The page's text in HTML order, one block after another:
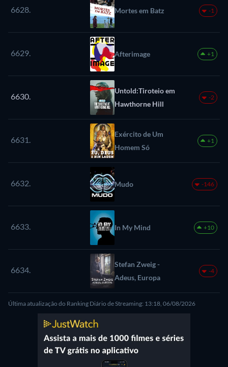
6628. Mortes em Batz -1
6629. Afterimage +1
6630.
Untold:Tiroteio em
Hawthorne Hill
-2
6631.
Exército de Um
Homem Só
+1
6632. Mudo -146
6633. In My Mind +10
6634.
Stefan Zweig -
Adeus, Europa
-4
Última atualização do Ranking Diário de Streaming: 13:18, 06/08/2026